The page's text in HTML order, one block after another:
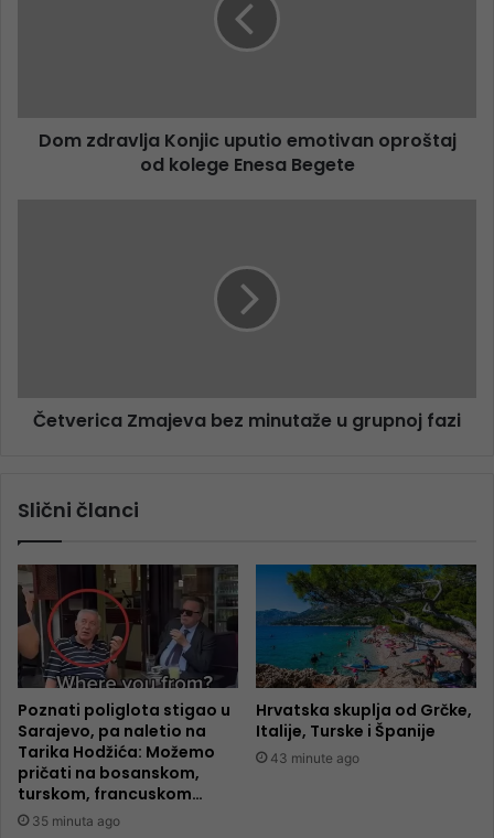
Dom zdravlja Konjic uputio emotivan oproštaj
od kolege Enesa Begete
Četverica Zmajeva bez minutaže u grupnoj fazi
Slični članci
Poznati poliglota stigao u
Sarajevo, pa naletio na
Tarika Hodžića: Možemo
pričati na bosanskom,
turskom, francuskom…
35 minuta ago
Hrvatska skuplja od Grčke,
Italije, Turske i Španije
43 minute ago